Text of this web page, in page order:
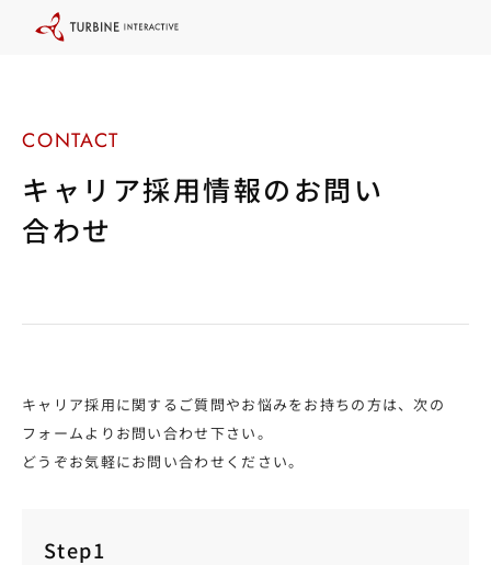
キャリア採用情報のお問い
合わせ
キャリア採用に関するご質問やお悩みをお持ちの方は、次の
フォームよりお問い合わせ下さい。
どうぞお気軽にお問い合わせください。
Step1